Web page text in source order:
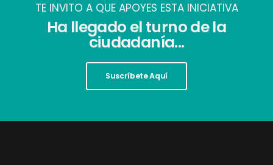
TE INVITO A QUE APOYES ESTA INICIATIVA
Ha llegado el turno de la
ciudadanía...
Suscríbete Aquí